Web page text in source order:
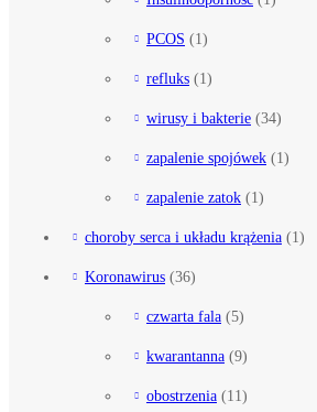
PCOS (1)
refluks (1)
wirusy i bakterie (34)
zapalenie spojówek (1)
zapalenie zatok (1)
choroby serca i układu krążenia (1)
Koronawirus (36)
czwarta fala (5)
kwarantanna (9)
obostrzenia (11)